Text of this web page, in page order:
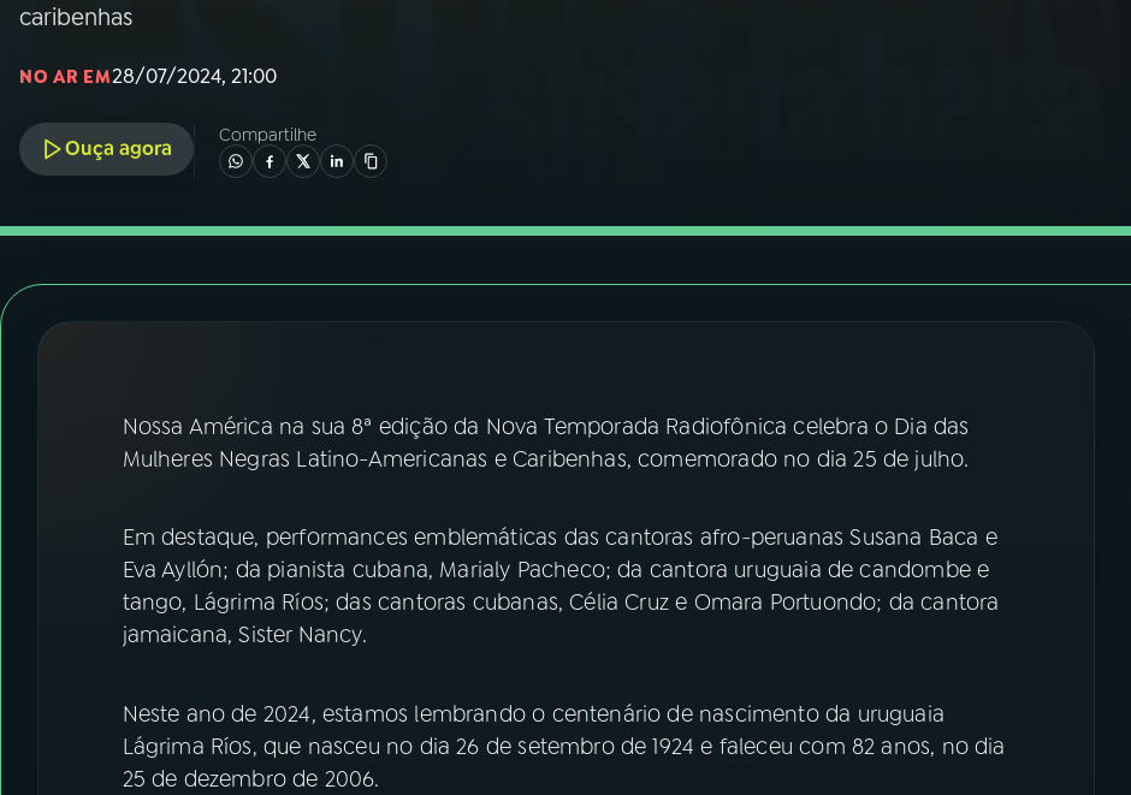
05 PODCASTS
06VIDEOCASTS
07ÚLTIMAS
YouTube Facebook
caribenhas
NO AR EM28/07/2024, 21:00
Ouça agora
Compartilhe
Nossa América na sua 8ª edição da Nova Temporada Radiofônica celebra o Dia das
Mulheres Negras Latino-Americanas e Caribenhas, comemorado no dia 25 de julho.
Em destaque, performances emblemáticas das cantoras afro-peruanas Susana Baca e
Eva Ayllón; da pianista cubana, Marialy Pacheco; da cantora uruguaia de candombe e
tango, Lágrima Ríos; das cantoras cubanas, Célia Cruz e Omara Portuondo; da cantora
jamaicana, Sister Nancy.
Neste ano de 2024, estamos lembrando o centenário de nascimento da uruguaia
Lágrima Ríos, que nasceu no dia 26 de setembro de 1924 e faleceu com 82 anos, no dia
25 de dezembro de 2006.